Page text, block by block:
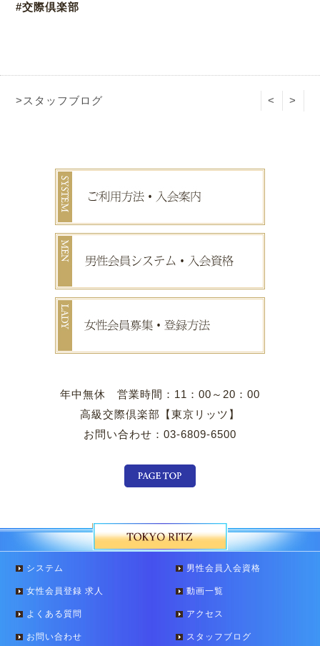
#交際倶楽部
>スタッフブログ < >
年中無休 営業時間：11：00～20：00
高級交際倶楽部【東京リッツ】
お問い合わせ：03-6809-6500
システム 男性会員入会資格
女性会員登録 求人 動画一覧
よくある質問 アクセス
お問い合わせ スタッフブログ